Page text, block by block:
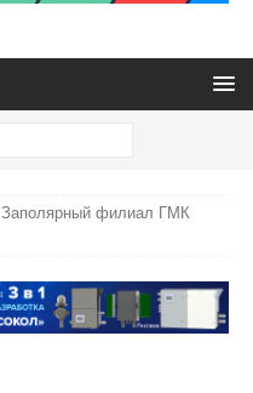
Заполярный филиал ГМК